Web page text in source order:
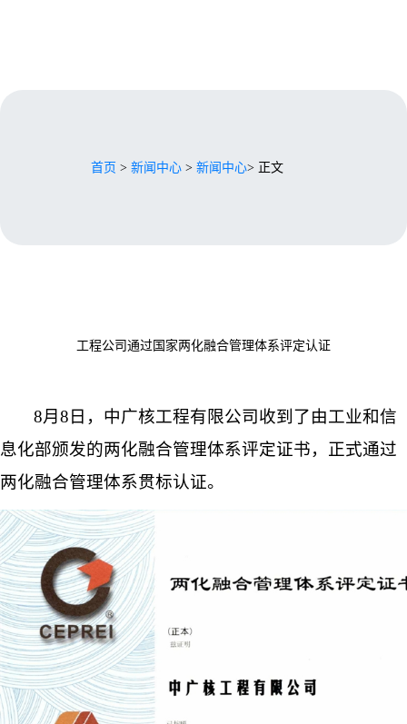
首页 > 新闻中心 > 新闻中心> 正文
工程公司通过国家两化融合管理体系评定认证
8月8 日，中广核工程有限公司收到了由工业和信
息化部颁发的两化融合管理体系评定证书，正式通过
两化融合管理体系贯标认证。